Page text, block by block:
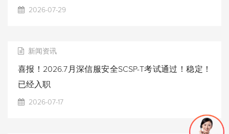
2026-07-29
新闻资讯
喜报！2026.7月深信服安全SCSP-T考试通过！稳定！
已经入职
2026-07-17